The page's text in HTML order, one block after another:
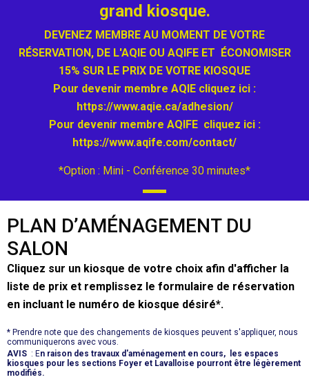
grand kiosque.
DEVENEZ MEMBRE AU MOMENT DE VOTRE
RÉSERVATION, DE L'AQIE OU AQIFE ET ÉCONOMISER
15% SUR LE PRIX DE VOTRE KIOSQUE
Pour devenir membre AQIE cliquez ici :
https://www.aqie.ca/adhesion/
Pour devenir membre AQIFE cliquez ici :
https://www.aqife.com/contact/
*Option : Mini - Conférence 30 minutes*
PLAN D’AMÉNAGEMENT DU
SALON
Cliquez sur un kiosque de votre choix afin d'afficher la
liste de prix et remplissez le formulaire de réservation
en incluant le numéro de kiosque désiré*.
* Prendre note que des changements de kiosques peuvent s'appliquer, nous
communiquerons avec vous.
AVIS : En raison des travaux d'aménagement en cours, les espaces
kiosques pour les sections Foyer et Lavalloise pourront être légèrement
modifiés.